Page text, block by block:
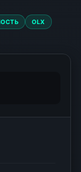
OLX